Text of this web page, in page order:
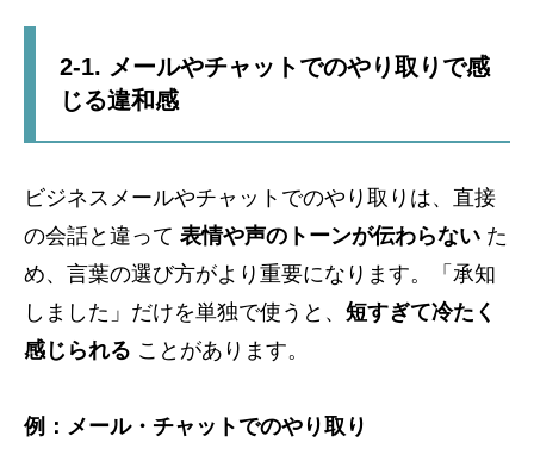
2-1. メールやチャットでのやり取りで感
じる違和感
ビジネスメールやチャットでのやり取りは、直接
の会話と違って 表情や声のトーンが伝わらない た
め、言葉の選び方がより重要になります。「承知
しました」だけを単独で使うと、 短すぎて冷たく
感じられる ことがあります。
例：メール・チャットでのやり取り